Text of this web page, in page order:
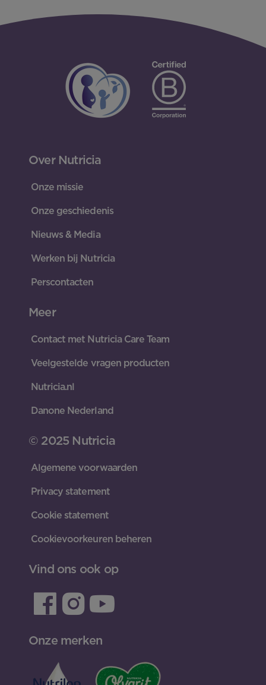
Over Nutricia
Onze missie
Onze geschiedenis
Nieuws & Media
Werken bij Nutricia
Perscontacten
Meer
Contact met Nutricia Care Team
Veelgestelde vragen producten
Nutricia.nl
Danone Nederland
© 2025 Nutricia
Algemene voorwaarden
Privacy statement
Cookie statement
Cookievoorkeuren beheren
Vind ons ook op
Onze merken